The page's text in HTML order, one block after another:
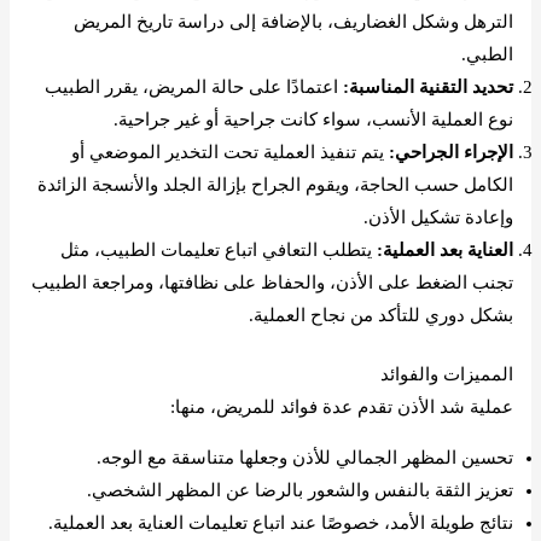
الترهل وشكل الغضاريف، بالإضافة إلى دراسة تاريخ المريض
الطبي.
تحديد التقنية المناسبة: اعتمادًا على حالة المريض، يقرر الطبيب
نوع العملية الأنسب، سواء كانت جراحية أو غير جراحية.
الإجراء الجراحي: يتم تنفيذ العملية تحت التخدير الموضعي أو
الكامل حسب الحاجة، ويقوم الجراح بإزالة الجلد والأنسجة الزائدة
وإعادة تشكيل الأذن.
العناية بعد العملية: يتطلب التعافي اتباع تعليمات الطبيب، مثل
تجنب الضغط على الأذن، والحفاظ على نظافتها، ومراجعة الطبيب
بشكل دوري للتأكد من نجاح العملية.
المميزات والفوائد
عملية شد الأذن تقدم عدة فوائد للمريض، منها:
تحسين المظهر الجمالي للأذن وجعلها متناسقة مع الوجه.
تعزيز الثقة بالنفس والشعور بالرضا عن المظهر الشخصي.
نتائج طويلة الأمد، خصوصًا عند اتباع تعليمات العناية بعد العملية.